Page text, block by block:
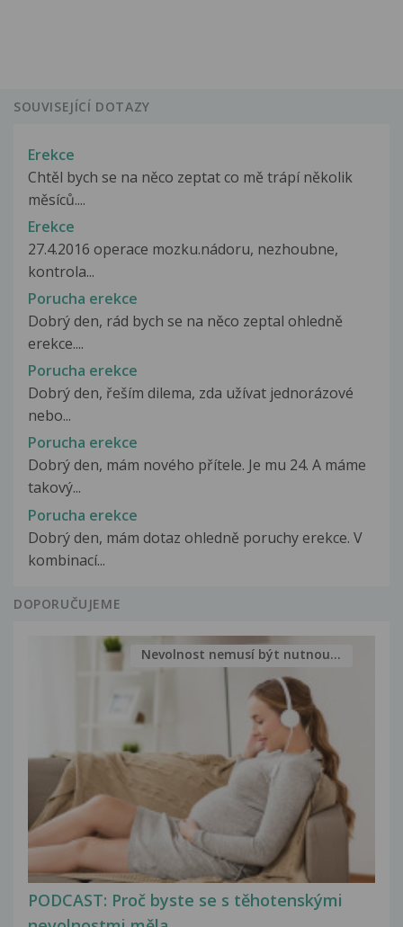
SOUVISEJÍCÍ DOTAZY
Erekce
Chtěl bych se na něco zeptat co mě trápí několik
měsíců....
Erekce
27.4.2016 operace mozku.nádoru, nezhoubne,
kontrola...
Porucha erekce
Dobrý den, rád bych se na něco zeptal ohledně
erekce....
Porucha erekce
Dobrý den, řeším dilema, zda užívat jednorázové
nebo...
Porucha erekce
Dobrý den, mám nového přítele. Je mu 24. A máme
takový...
Porucha erekce
Dobrý den, mám dotaz ohledně poruchy erekce. V
kombinací...
DOPORUČUJEME
PODCAST: Proč byste se s těhotenskými
Nevolnost nemusí být nutnou...